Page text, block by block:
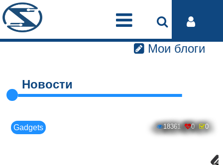
Мои блоги
Новости
Gadgets 18361 0 0